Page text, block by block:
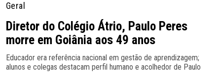
Geral
Diretor do Colégio Átrio, Paulo Peres
morre em Goiânia aos 49 anos
Educador era referência nacional em gestão de aprendizagem;
alunos e colegas destacam perfil humano e acolhedor de Paulo